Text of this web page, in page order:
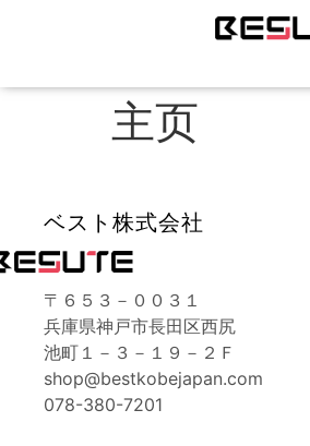
主页
ベスト株式会社
〒６５３－００３１
兵庫県神戸市長田区西尻
池町１－３－１９－２Ｆ
shop@bestkobejapan.com
078-380-7201